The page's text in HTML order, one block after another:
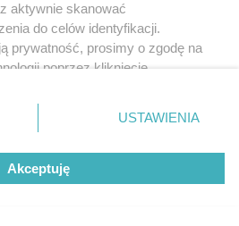
aktywnie skanować
do celów identyfikacji.
prywatność, prosimy o zgodę na
poprzez kliknięcie
przycisk ustawień prywatności
dolnym rogu strony
nie wymagają zgody
sprzeciwić się takiemu
będą miały zastosowanie tylko
USTAWIENIA
Akceptuję